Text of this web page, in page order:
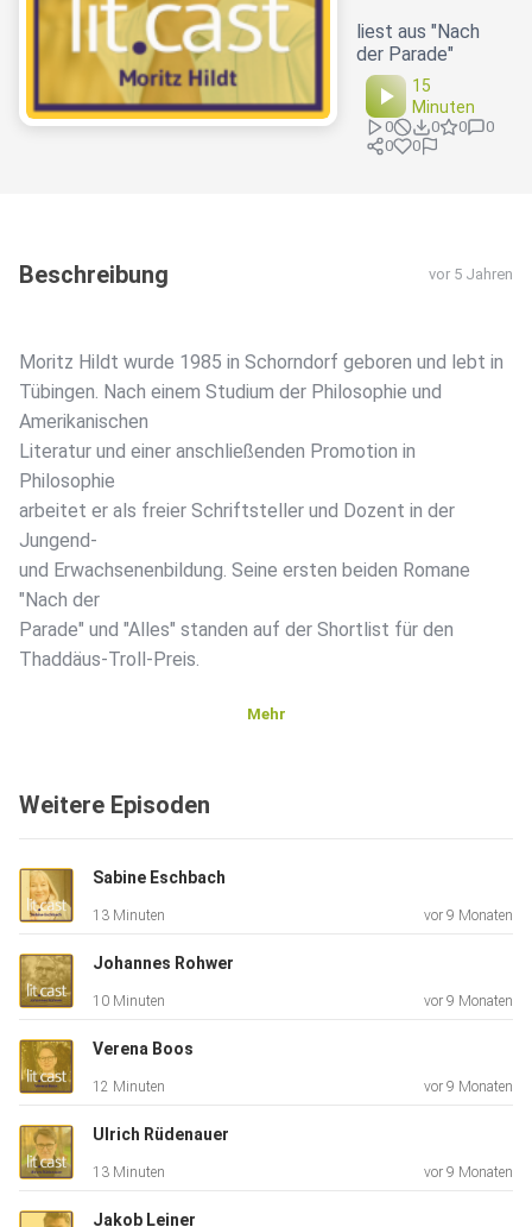
liest aus "Nach
der Parade"
15
Minuten
0 0 0
0
0
0
Beschreibung vor 5 Jahren
Moritz Hildt wurde 1985 in Schorndorf geboren und lebt in
Tübingen. Nach einem Studium der Philosophie und
Amerikanischen
Literatur und einer anschließenden Promotion in
Philosophie
arbeitet er als freier Schriftsteller und Dozent in der
Jungend-
und Erwachsenenbildung. Seine ersten beiden Romane
"Nach der
Parade" und "Alles" standen auf der Shortlist für den
Thaddäus-Troll-Preis.
einem
große
Gefahr gerät. Moritz Hildt baut mit großer Musikalität eine
Atmosphäre auf, die weit über das geschriebene Wort
hinaus
geht.
Der lit.cast wird gefördert im Rahmen von "Neustart Kultur"
Beauftragten der Bundesregierung für Kultur und Medien
durch den
Mehr
Weitere Episoden
Sabine Eschbach
13 Minuten vor 9 Monaten
Johannes Rohwer
10 Minuten vor 9 Monaten
Verena Boos
12 Minuten vor 9 Monaten
Ulrich Rüdenauer
13 Minuten vor 9 Monaten
Jakob Leiner